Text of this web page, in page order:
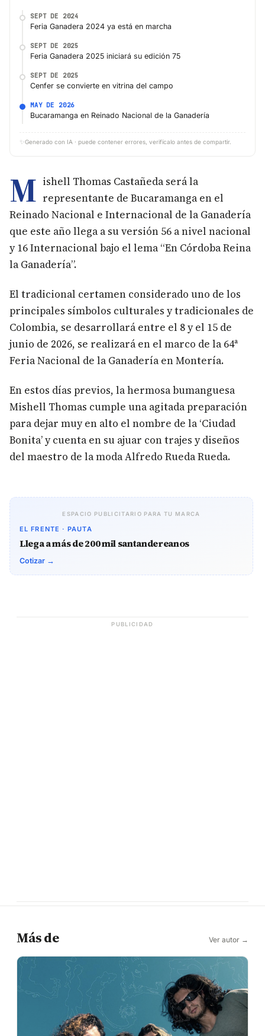
SEPT DE 2024
Feria Ganadera 2024 ya está en marcha
SEPT DE 2025
Feria Ganadera 2025 iniciará su edición 75
SEPT DE 2025
Cenfer se convierte en vitrina del campo
MAY DE 2026
Bucaramanga en Reinado Nacional de la Ganadería
✨ Generado con IA · puede contener errores, verifícalo antes de compartir.
M ishell Thomas Castañeda será la
representante de Bucaramanga en el
Reinado Nacional e Internacional de la Ganadería
que este año llega a su versión 56 a nivel nacional
y 16 Internacional bajo el lema “En Córdoba Reina
la Ganadería”.
El tradicional certamen considerado uno de los
principales símbolos culturales y tradicionales de
Colombia, se desarrollará entre el 8 y el 15 de
junio de 2026, se realizará en el marco de la 64ª
Feria Nacional de la Ganadería en Montería.
En estos días previos, la hermosa bumanguesa
Mishell Thomas cumple una agitada preparación
para dejar muy en alto el nombre de la ‘Ciudad
Bonita’ y cuenta en su ajuar con trajes y diseños
del maestro de la moda Alfredo Rueda Rueda.
ESPACIO PUBLICITARIO PARA TU MARCA
EL FRENTE · PAUTA
Llega a más de 200 mil santandereanos
Cotizar →
PUBLICIDAD
Más de Ver autor →